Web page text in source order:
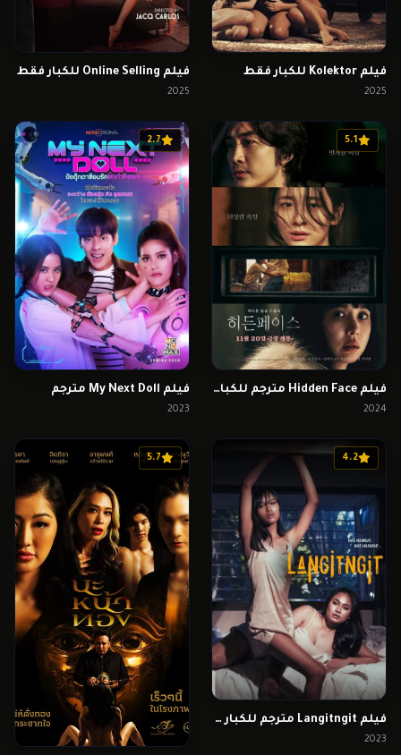
فيلم Kolektor للكبار فقط
2025
فيلم Online Selling للكبار فقط
2025
5.1
فيلم Hidden Face مترجم للكبار فقط
2024
2.7
فيلم My Next Doll مترجم
2023
4.2
فيلم Langitngit مترجم للكبار فقط
2023
5.7